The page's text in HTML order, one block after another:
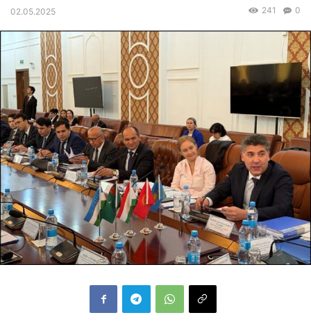
02.05.2025 0
241